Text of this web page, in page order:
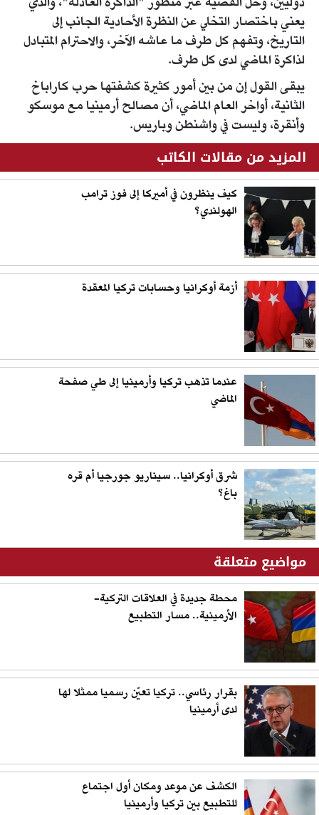
يعني باختصار التخلي عن النظرة الأحادية الجانب إلى
التاريخ، وتفهم كل طرف ما عاشه الآخر، والاحترام المتبادل
لذاكرة الماضي لدى كل طرف.
يبقى القول إن من بين أمور كثيرة كشفتها حرب كاراباخ
الثانية، أواخر العام الماضي، أن مصالح أرمينيا مع موسكو
وأنقرة، وليست في واشنطن وباريس.
المزيد من مقالات الكاتب
كيف ينظرون في أميركا إلى فوز ترامب
الهولندي؟
أزمة أوكرانيا وحسابات تركيا المعقدة
عندما تذهب تركيا وأرمينيا إلى طي صفحة
الماضي
شرق أوكرانيا.. سيناريو جورجيا أم قره
باغ؟
مواضيع متعلقة
محطة جديدة في العلاقات التركية-
الأرمينية.. مسار التطبيع
بقرار رئاسي.. تركيا تعيّن رسميا ممثلا لها
لدى أرمينيا
الكشف عن موعد ومكان أول اجتماع
للتطبيع بين تركيا وأرمينيا